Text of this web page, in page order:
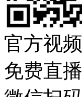
官方视
免费直